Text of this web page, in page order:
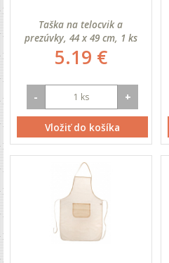
Taška na telocvik a
prezúvky, 44 x 49 cm, 1 ks
5.19 €
- +
Vložiť do košíka